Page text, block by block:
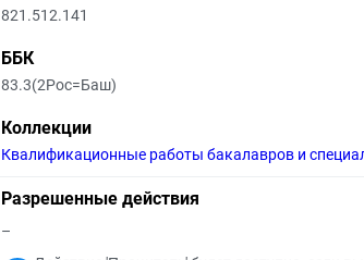
821.512.141
ББК
83.3(2Рос=Баш)
Коллекции
Квалификационные работы бакалавров и
Разрешенные действия
–